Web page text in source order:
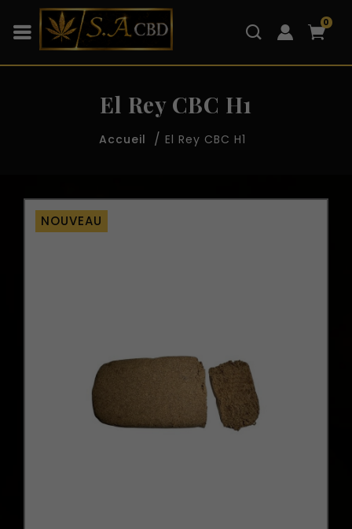
0
El Rey CBC H1
Accueil El Rey CBC H1
NOUVEAU